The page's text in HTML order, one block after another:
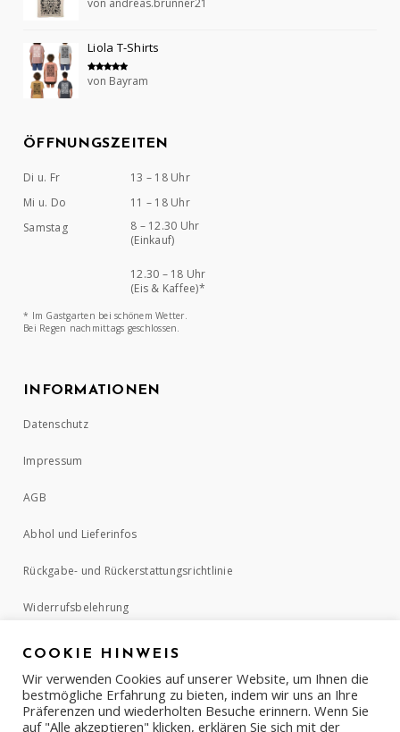
von andreas.brunner21
Liola T-Shirts
Bewertet mit
von Bayram
ÖFFNUNGSZEITEN
Di u. Fr
13 – 18 Uhr
Mi u. Do
11 – 18 Uhr
Samstag
8 – 12.30 Uhr
(Einkauf)
12.30 – 18 Uhr
(Eis & Kaffee)*
* Im Gastgarten bei schönem Wetter.
Bei Regen nachmittags geschlossen.
INFORMATIONEN
Datenschutz
Impressum
AGB
Abhol und Lieferinfos
Rückgabe- und Rückerstattungsrichtlinie
Widerrufsbelehrung
ZAHLUNGSMETHODEN
COOKIE HINWEIS
Wir verwenden Cookies auf unserer Website, um Ihnen die
bestmögliche Erfahrung zu bieten, indem wir uns an Ihre
Präferenzen und wiederholten Besuche erinnern. Wenn Sie
auf "Alle akzeptieren" klicken, erklären Sie sich mit der